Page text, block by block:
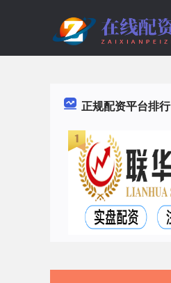
正规配资平台排行